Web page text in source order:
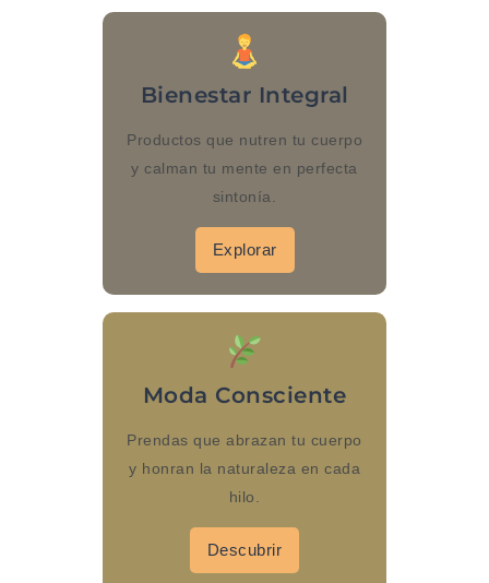
Bienestar Integral
Productos que nutren tu cuerpo
y calman tu mente en perfecta
sintonía.
Explorar
Moda Consciente
Prendas que abrazan tu cuerpo
y honran la naturaleza en cada
hilo.
Descubrir